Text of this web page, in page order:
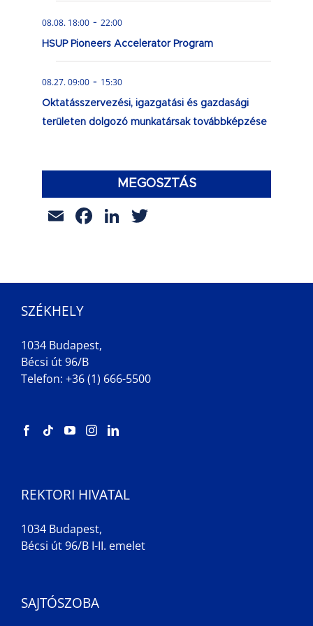
08.08. 18:00 - 22:00
HSUP Pioneers Accelerator Program
08.27. 09:00 - 15:30
Oktatásszervezési, igazgatási és gazdasági
területen dolgozó munkatársak továbbképzése
MEGOSZTÁS
EmailFacebook
LinkedIn
SZÉKHELY
1034 Budapest,
Bécsi út 96/B
Telefon: +36 (1) 666-5500
REKTORI HIVATAL
1034 Budapest,
Bécsi út 96/B I-II. emelet
SAJTÓSZOBA